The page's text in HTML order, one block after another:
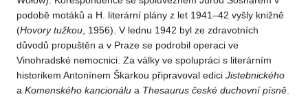
podobě motáků a H. literární plány z let 1941–42 vyšly knižně
(Hovory tužkou , 1956). V lednu 1942 byl ze zdravotních
důvodů propuštěn a v Praze se podrobil operaci ve
Vinohradské nemocnici. Za války ve spolupráci s literárním
historikem Antonínem Škarkou připravoval edici Jistebnického
a Komenského kancionálu a Thesaurus české duchovní písně